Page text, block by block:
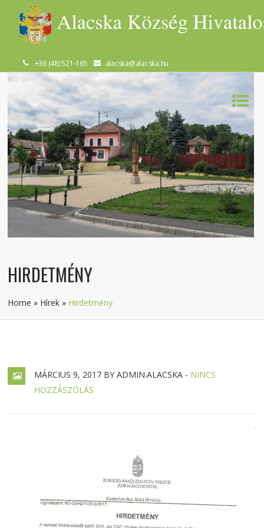
+36 (48) 521-165 alacska@alacska.hu
HIRDETMÉNY
Home » Hírek » Hirdetmény
MÁRCIUS 9, 2017 BY ADMIN.ALACSKA - NINCS
HOZZÁSZÓLÁS